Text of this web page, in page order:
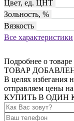
Цвет, ед. ЦНТ
Зольность, %
Вязкость
Все характеристики
Подробнее о товаре
ТОВАР
В целях избегания
отправляем цены
КУПИТЬ В ОДИН